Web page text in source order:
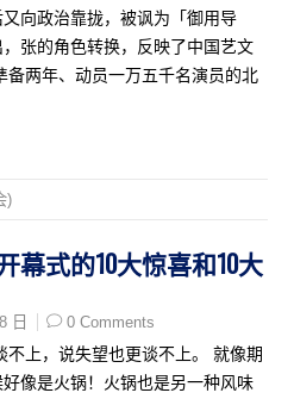
向政治靠拢，被讽为「御用导
张的角色转换，反映了中国艺文
备两年、动员一万五千名演员的北
)
幕式的10大惊喜和10大
日 0 Comments
上，说失望也更谈不上。 就像期
像是火锅！火锅也是另一种风味